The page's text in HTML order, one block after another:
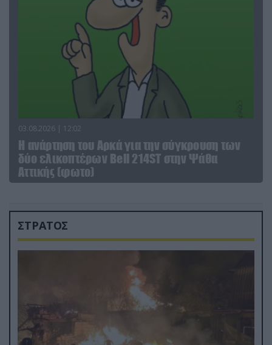
03.08.2026 | 12:02
Η ανάρτηση του Αρκά για την σύγκρουση των
δύο ελικοπτέρων Bell 214ST στην Ψάθα
Αττικής (φωτο)
ΣΤΡΑΤΟΣ